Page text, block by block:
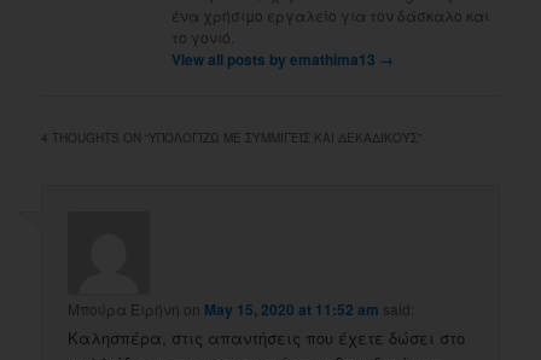
ένα χρήσιμο εργαλείο για τον δάσκαλο και
το γονιό.
View all posts by emathima13 →
4 THOUGHTS ON “ΥΠΟΛΟΓΊΖΩ ΜΕ ΣΥΜΜΙΓΕΊΣ ΚΑΙ ΔΕΚΑΔΙΚΟΎΣ ”
Μπούρα Ειρήνη on May 15, 2020 at 11:52 am said:
Καλησπέρα, στις απαντήσεις που έχετε δώσει στο